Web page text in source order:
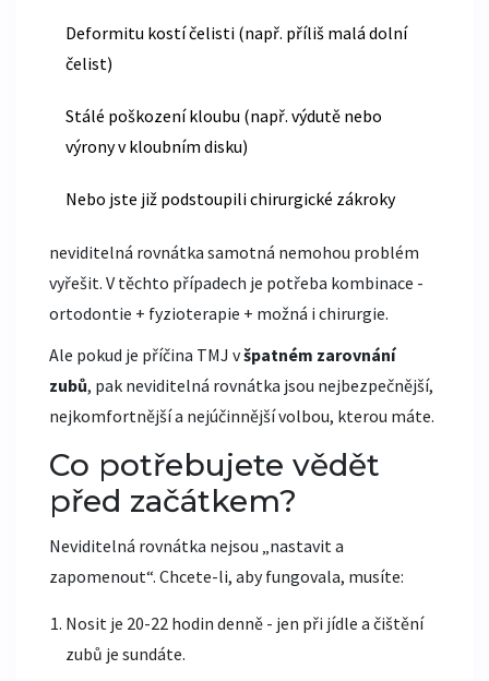
Deformitu kostí čelisti (např. příliš malá dolní
čelist)
Stálé poškození kloubu (např. výdutě nebo
výrony v kloubním disku)
Nebo jste již podstoupili chirurgické zákroky
neviditelná rovnátka samotná nemohou problém
vyřešit. V těchto případech je potřeba kombinace -
ortodontie + fyzioterapie + možná i chirurgie.
Ale pokud je příčina TMJ všpatném zarovnání
zubů, pak neviditelná rovnátka jsou nejbezpečnější,
nejkomfortnější a nejúčinnější volbou, kterou máte.
Co potřebujete vědět
před začátkem?
Neviditelná rovnátka nejsou „nastavit a
zapomenout“. Chcete-li, aby fungovala, musíte:
Nosit je 20-22 hodin denně - jen při jídle a čištění
zubů je sundáte.